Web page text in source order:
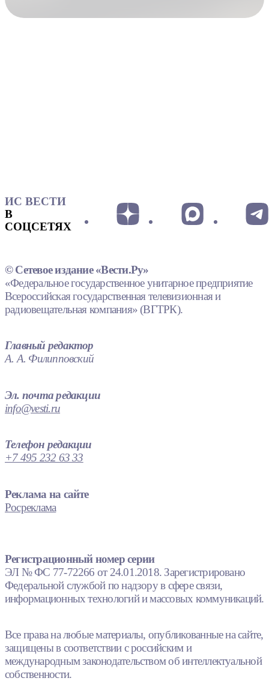
ИС ВЕСТИ
В
СОЦСЕТЯХ
© Сетевое издание «Вести.Ру»
«Федеральное государственное унитарное предприятие
Всероссийская государственная телевизионная и
радиовещательная компания» (ВГТРК).
Главный редактор
А. А. Филипповский
Эл. почта редакции
info@vesti.ru
Телефон редакции
+7 495 232 63 33
Реклама на сайте
Росреклама
Регистрационный номер серии
ЭЛ № ФС 77-72266 от 24.01.2018. Зарегистрировано
Федеральной службой по надзору в сфере связи,
информационных технологий и массовых коммуникаций.
Все права на любые материалы, опубликованные на сайте,
защищены в соответствии с российским и
международным законодательством об интеллектуальной
собственности.